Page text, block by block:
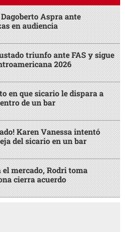
Aspra ante
en audiencia
triunfo ante FAS y sigue
2026
en que sicario le dispara a
de un bar
Karen Vanessa intentó
del sicario en un bar
mercado, Rodri toma
cierra acuerdo